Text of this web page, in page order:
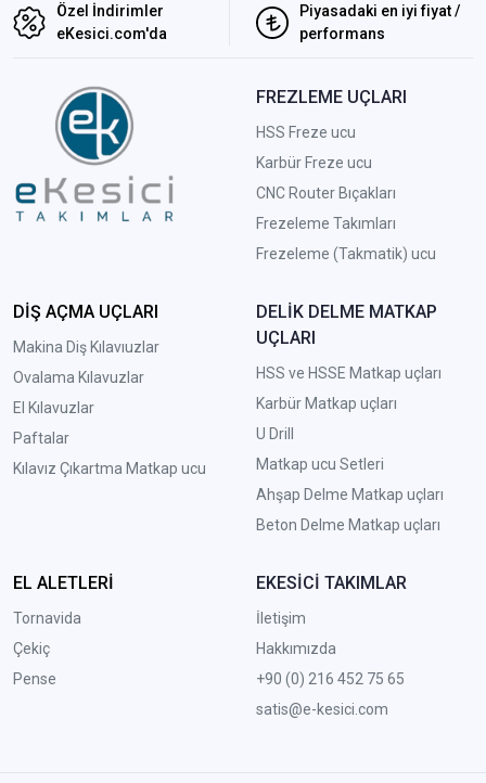
Özel İndirimler
eKesici.com'da
Piyasadaki en iyi fiyat /
performans
FREZLEME UÇLARI
HSS Freze ucu
Karbür Freze ucu
CNC Router Bıçakları
Frezeleme Takımları
Frezeleme (Takmatik) ucu
DİŞ AÇMA UÇLARI
Makina Diş Kılavıuzlar
Ovalama Kılavuzlar
El Kılavuzlar
Paftalar
Kılavız Çıkartma Matkap ucu
DELİK DELME MATKAP
UÇLARI
HSS ve HSSE Matkap uçları
Karbür Matkap uçları
U Drill
Matkap ucu Setleri
Ahşap Delme Matkap uçları
Beton Delme Matkap uçları
EL ALETLERİ
Tornavida
Çekiç
Pense
EKESİCİ TAKIMLAR
İletişim
Hakkımızda
+90 (0) 216 452 75 65
satis@e-kesici.com